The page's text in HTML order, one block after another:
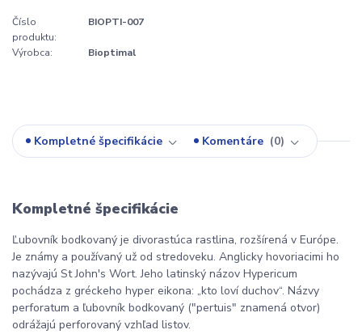
Číslo
produktu:
BIOPTI-007
Výrobca: Bioptimal
Kompletné špecifikácie Komentáre 0
Kompletné špecifikácie
Ľubovník bodkovaný je divorastúca rastlina, rozšírená v Európe.
Je známy a používaný už od stredoveku. Anglicky hovoriacimi ho
nazývajú St John's Wort. Jeho latinský názov Hypericum
pochádza z gréckeho hyper eikona: „kto loví duchov“. Názvy
perforatum a ľubovník bodkovaný ("pertuis" znamená otvor)
odrážajú perforovaný vzhľad listov.